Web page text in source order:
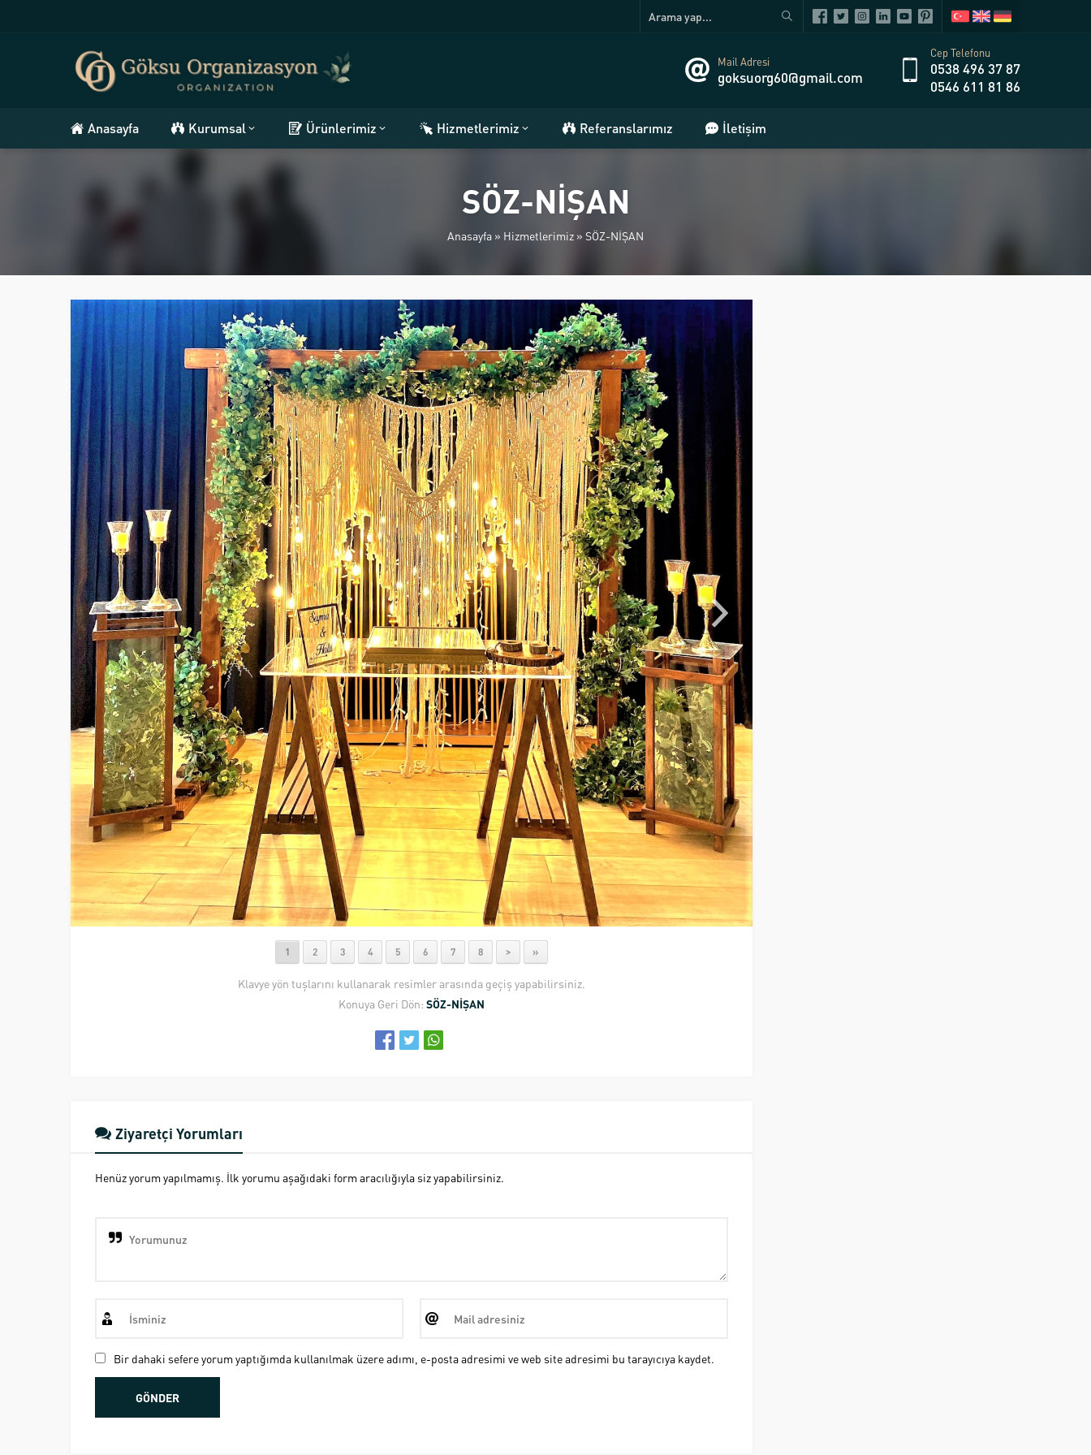
Mail Adresi
goksuorg60@gmail.com
Cep Telefonu
0538 496 37 87
0546 611 81 86
Anasayfa Kurumsal Ürünlerimiz Hizmetlerimiz Referanslarımız İletişim
SÖZ-NİŞAN
Anasayfa » Hizmetlerimiz » SÖZ-NİŞAN
1 2 3 4 5 6 7 8 > »
Klavye yön tuşlarını kullanarak resimler arasında geçiş yapabilirsiniz.
Konuya Geri Dön: SÖZ-NİŞAN
Ziyaretçi Yorumları
Henüz yorum yapılmamış. İlk yorumu aşağıdaki form aracılığıyla siz yapabilirsiniz.
Bir dahaki sefere yorum yaptığımda kullanılmak üzere adımı, e-posta adresimi ve web site adresimi bu tarayıcıya kaydet.